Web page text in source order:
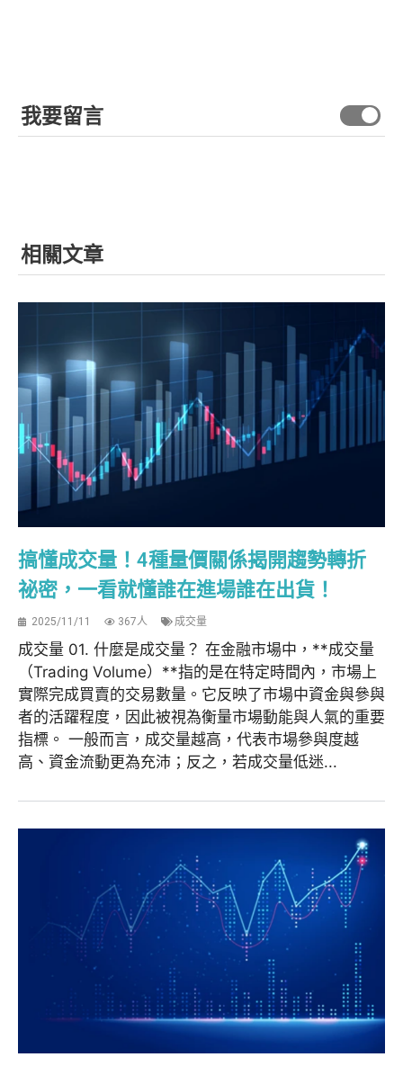
我要留言
相關文章
搞懂成交量！4種量價關係揭開趨勢轉折
祕密，一看就懂誰在進場誰在出貨！
2025/11/11 367人 成交量
成交量 01. 什麼是成交量？ 在金融市場中，**成交量
（Trading Volume）**指的是在特定時間內，市場上
實際完成買賣的交易數量。它反映了市場中資金與參與
者的活躍程度，因此被視為衡量市場動能與人氣的重要
指標。 一般而言，成交量越高，代表市場參與度越
高、資金流動更為充沛；反之，若成交量低迷...